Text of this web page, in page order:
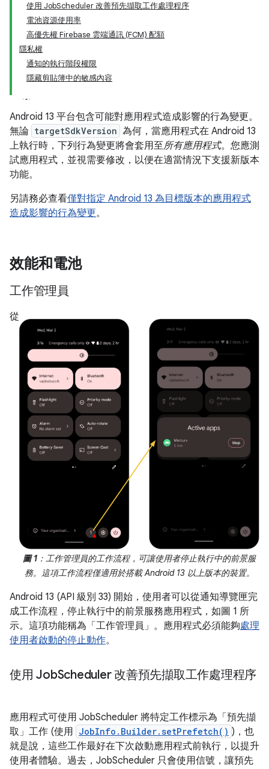
使用 JobScheduler 改善預先擷取工作處理程序
電池資源使用率
高優先權 Firebase 雲端通訊 (FCM) 配額
隱私權
通知的執行階段權限
隱藏剪貼簿中的敏感內容
Android 13 平台包含可能對應用程式造成影響的行為變更。
無論 targetSdkVersion 為何，當應用程式在 Android 13
上執行時，下列行為變更將會套用至所有應用程式。您應測
試應用程式，並視需要修改，以便在適當情況下支援新版本
功能。
另請務必查看僅對指定 Android 13 為目標版本的應用程式
造成影響的行為變更。
效能和電池
工作管理員
圖 1 ：工作管理員的工作流程，可讓使用者停止執行中的前景服
務。這項工作流程僅適用於搭載 Android 13 以上版本的裝置。
從
Android 13 (API 級別 33) 開始，使用者可以從通知導覽匣完
成工作流程，停止執行中的前景服務應用程式，如圖 1 所
示。這項功能稱為「工作管理員」 。應用程式必須能夠處理
使用者啟動的停止動作。
使用 JobScheduler 改善預先擷取工作處理程序
應用程式可使用 JobScheduler 將特定工作標示為「預先擷
取」工作 (使用 JobInfo.Builder.setPrefetch() )，也
就是說，這些工作最好在下次啟動應用程式前執行，以提升
使用者體驗。過去，JobScheduler 只會使用信號，讓預先